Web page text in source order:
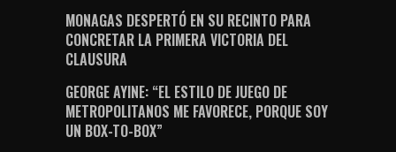
MONAGAS DESPERTÓ EN SU RECINTO PARA
CONCRETAR LA PRIMERA VICTORIA DEL
CLAUSURA
GEORGE AYINE: “EL ESTILO DE JUEGO DE
METROPOLITANOS ME FAVORECE, PORQUE SOY
UN BOX-TO-BOX”